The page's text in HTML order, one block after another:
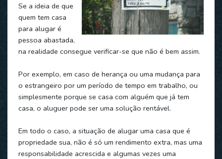
Se a ideia de que
quem tem casa
para alugar é
pessoa abastada,
na realidade consegue verificar-se que não é bem assim.
Por exemplo, em caso de herança ou uma mudança para
o estrangeiro por um período de tempo em trabalho, ou
simplesmente porque se casa com alguém que já tem
casa, o aluguer pode ser uma solução rentável.
Em todo o caso, a situação de alugar uma casa que é
propriedade sua, não é só um rendimento extra, mas uma
responsabilidade acrescida e algumas vezes uma